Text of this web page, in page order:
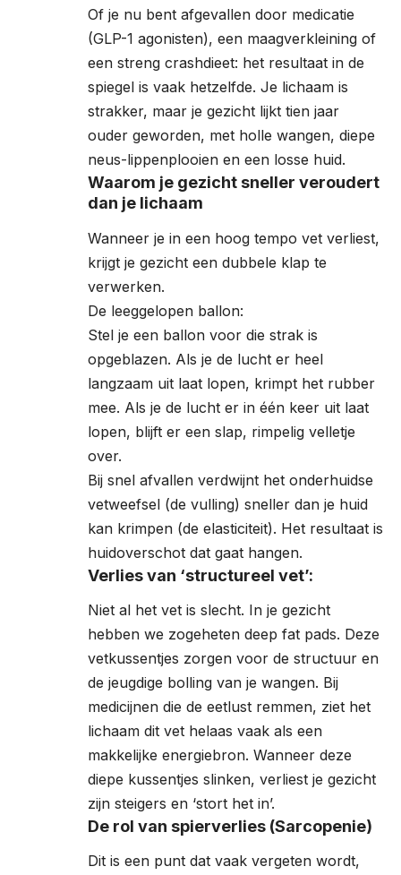
Of je nu bent afgevallen door medicatie
(GLP-1 agonisten), een maagverkleining of
een streng crashdieet: het resultaat in de
spiegel is vaak hetzelfde. Je lichaam is
strakker, maar je gezicht lijkt tien jaar
ouder geworden, met holle wangen, diepe
neus-lippenplooien en een losse huid.
Waarom je gezicht sneller veroudert
dan je lichaam
Wanneer je in een hoog tempo vet verliest,
krijgt je gezicht een dubbele klap te
verwerken.
De leeggelopen ballon:
Stel je een ballon voor die strak is
opgeblazen. Als je de lucht er heel
langzaam uit laat lopen, krimpt het rubber
mee. Als je de lucht er in één keer uit laat
lopen, blijft er een slap, rimpelig velletje
over.
Bij snel afvallen verdwijnt het onderhuidse
vetweefsel (de vulling) sneller dan je huid
kan krimpen (de elasticiteit). Het resultaat is
huidoverschot dat gaat hangen.
Verlies van ‘structureel vet’:
Niet al het vet is slecht. In je gezicht
hebben we zogeheten deep fat pads. Deze
vetkussentjes zorgen voor de structuur en
de jeugdige bolling van je wangen. Bij
medicijnen die de eetlust remmen, ziet het
lichaam dit vet helaas vaak als een
makkelijke energiebron. Wanneer deze
diepe kussentjes slinken, verliest je gezicht
zijn steigers en ‘stort het in’.
De rol van spierverlies (Sarcopenie)
Dit is een punt dat vaak vergeten wordt,